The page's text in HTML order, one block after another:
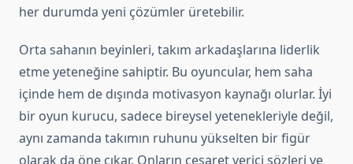
her durumda yeni çözümler üretebilir.
Orta sahanın beyinleri, takım arkadaşlarına liderlik
etme yeteneğine sahiptir. Bu oyuncular, hem saha
içinde hem de dışında motivasyon kaynağı olurlar. İyi
bir oyun kurucu, sadece bireysel yetenekleriyle değil,
aynı zamanda takımın ruhunu yükselten bir figür
olarak da öne çıkar. Onların cesaret verici sözleri ve